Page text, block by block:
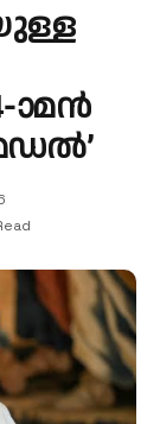
ാമൻ